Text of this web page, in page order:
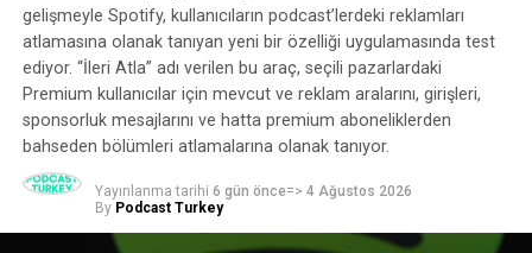
gelişmeyle Spotify, kullanıcıların podcast’lerdeki reklamları
atlamasına olanak tanıyan yeni bir özelliği uygulamasında test
ediyor. “İleri Atla” adı verilen bu araç, seçili pazarlardaki
Premium kullanıcılar için mevcut ve reklam aralarını, girişleri,
sponsorluk mesajlarını ve hatta premium aboneliklerden
bahseden bölümleri atlamalarına olanak tanıyor.
Yayınlanma tarihi 6 gün önce=> 4 Ağustos 2026
By Podcast Turkey